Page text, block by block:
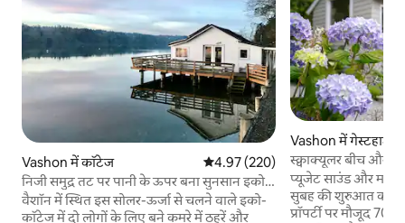
Vashon में कॉटेज औसत रेटिंग 5 में से 4.97, 220 समीक्षाएँ
4.97 (220)
निजी समुद्र तट पर पानी के ऊपर बना सुनसान इको-
कॉटेज
वैशॉन में स्थित इस सोलर-ऊर्जा से चलने वाले इको-
कॉटेज में दो लोगों के लिए बने कमरे में ठहरें और
Vashon में गेस्टहाउस
स्क्वाक्यूलर बीच और
प्यूजेट साउंड और माउंट
सुबह की शुरुआत करें।
प्रॉपर्टी पर मौजूद